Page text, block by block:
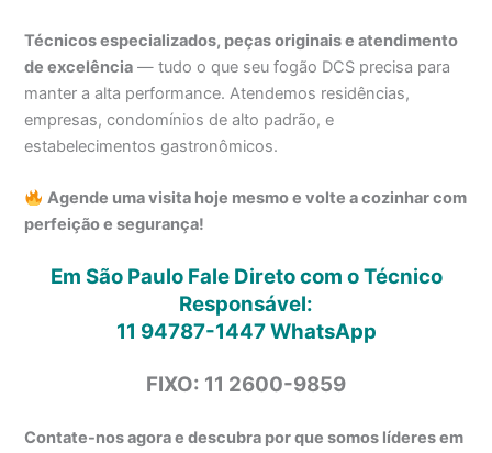
Técnicos especializados, peças originais e atendimento
de excelência — tudo o que seu fogão DCS precisa para
manter a alta performance. Atendemos residências,
empresas, condomínios de alto padrão, e
estabelecimentos gastronômicos.
Agende uma visita hoje mesmo e volte a cozinhar com
perfeição e segurança!
Em São Paulo Fale Direto com o Técnico
Responsável:
11 94787-1447WhatsApp
FIXO: 11 2600-9859
Contate-nos agora e descubra por que somos líderes em